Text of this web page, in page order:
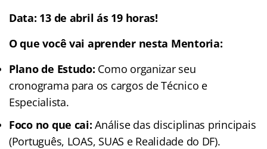
Data: 13 de abril ás 19 horas!
O que você vai aprender nesta Mentoria:
Plano de Estudo: Como organizar seu
cronograma para os cargos de Técnico e
Especialista.
Foco no que cai: Análise das disciplinas principais
(Português, LOAS, SUAS e Realidade do DF).